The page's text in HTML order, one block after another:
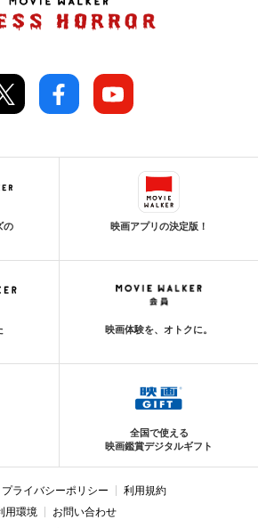
の
映画アプリの決定版！
映画体験を、オトクに。
全国で使える
映画鑑賞デジタルギフト
プライバシーポリシー
利用規約
用環境
お問い合わせ